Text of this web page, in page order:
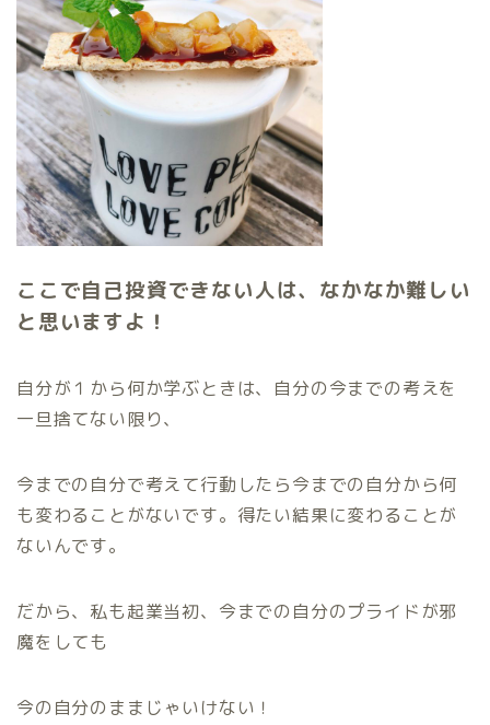
ここで自己投資できない人は、 なかなか難しい
と思いますよ！
自分が１から何か学ぶときは、自分の今までの考えを
一旦捨てない限り、
今までの自分で考えて行動したら今までの自分から何
も変わることがないです。得たい結果に変わることが
ないんです。
だから、私も起業当初、今までの自分のプライドが邪
魔をしても
今の自分のままじゃいけない！